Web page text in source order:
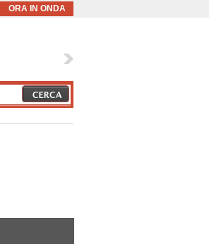
ORA IN ONDA